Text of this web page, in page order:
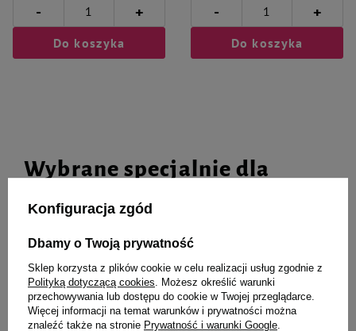
- +
Do koszyka
- +
Do koszyka
Wybrane specjalnie dla
Ciebie i Twojego czworonoga
Dolina Noteci smycz pojedyncza
- roz. XL
23,87 zł
Over Zoo Frutti Power Szampon
bananowy dla psów ze skórą
wrażliwą 200 ml
10,99 zł
Konfiguracja zgód
Dbamy o Twoją prywatność
Sklep korzysta z plików cookie w celu realizacji usług zgodnie z
Polityką dotyczącą cookies. Możesz określić warunki
przechowywania lub dostępu do cookie w Twojej przeglądarce.
Więcej informacji na temat warunków i prywatności można
znaleźć także na stronie Prywatność i warunki Google.